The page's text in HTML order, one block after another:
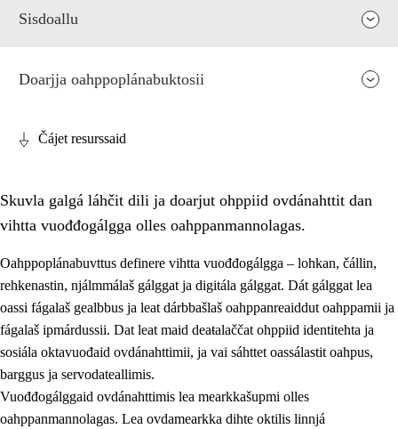
Sisdoallu
2. Oahppama prinsihpat, ovdáneapmi ja oahppahábmen
2.1 Sosiála oahppan ja ovdáneapmi
2.2 Gealbu fágain
2.3 Vuođđogálggat
Doarjja oahppoplánabuktosii
Čájet resurssaid
Skuvla galgá láhčit dili ja doarjut ohppiid ovdánahttit dan
vihtta vuođđogálgga olles oahppanmannolagas.
Oahppoplánabuvttus definere vihtta vuođđogálgga – lohkan, čállin,
rehkenastin, njálmmálaš gálggat ja digitála gálggat. Dát gálggat lea
oassi fágalaš gealbbus ja leat dárbbašlaš oahppanreaiddut oahppamii ja
fágalaš ipmárdussii. Dat leat maid deaŧalaččat ohppiid identitehta ja
sosiála oktavuođaid ovdánahttimii, ja vai sáhttet oassálastit oahpus,
barggus ja servodateallimis.
Vuođđogálggaid ovdánahttimis lea mearkkašupmi olles
oahppanmannolagas. Lea ovdamearkka dihte oktilis linnjá